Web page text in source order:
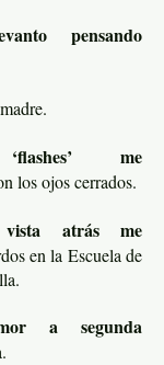
pensando
me
los ojos cerrados.
atrás me
en la Escuela de
a segunda